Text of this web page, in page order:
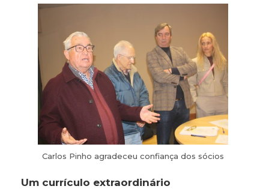
Carlos Pinho agradeceu confiança dos sócios
Um currículo extraordinário